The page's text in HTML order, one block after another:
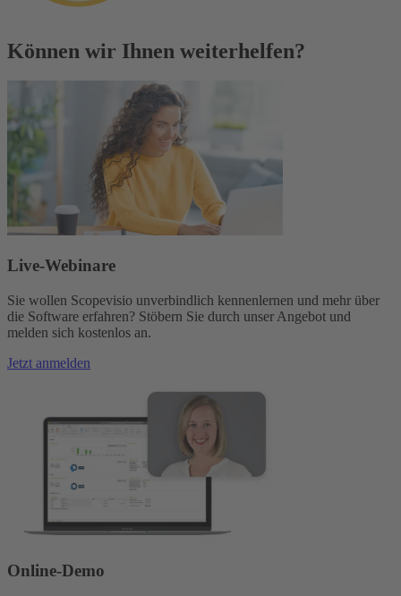
Können wir Ihnen weiterhelfen?
Live-Webinare
Sie wollen Scopevisio unverbindlich kennenlernen und mehr über
die Software erfahren? Stöbern Sie durch unser Angebot und
melden sich kostenlos an.
Jetzt anmelden
Online-Demo